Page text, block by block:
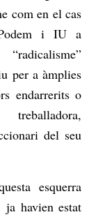
com en el cas
i IU a
per a àmplies
endarrerits o
del seu
esquerra
havien estat